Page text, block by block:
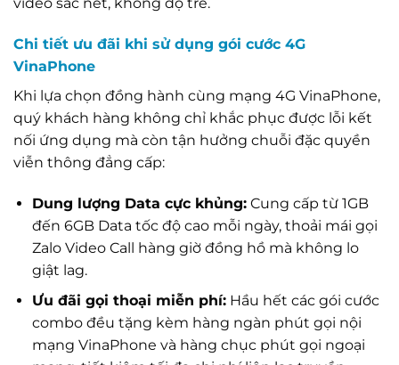
Chi tiết ưu đãi khi sử dụng gói cước 4G
VinaPhone
Khi lựa chọn đồng hành cùng mạng 4G VinaPhone,
quý khách hàng không chỉ khắc phục được lỗi kết
nối ứng dụng mà còn tận hưởng chuỗi đặc quyền
viễn thông đẳng cấp:
Dung lượng Data cực khủng:Cung cấp từ 1GB
đến 6GB Data tốc độ cao mỗi ngày, thoải mái gọi
Zalo Video Call hàng giờ đồng hồ mà không lo
giật lag.
Ưu đãi gọi thoại miễn phí:Hầu hết các gói cước
combo đều tặng kèm hàng ngàn phút gọi nội
mạng VinaPhone và hàng chục phút gọi ngoại